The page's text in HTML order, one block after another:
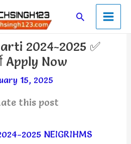
SearchMain
Menu
2024-2025 ✅
Apply Now
15, 2025
this post
2025 NEIGRIHMS